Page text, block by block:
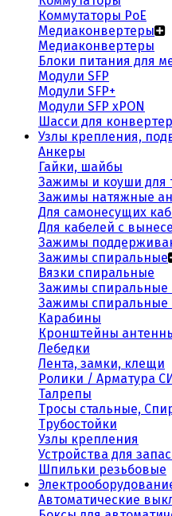
Коммутаторы PoE
Медиаконвертеры
Медиаконвертеры
Блоки питания для
Модули SFP
Модули SFP+
Модули SFP xPON
Шасси для
Узлы крепления,
Анкеры
Гайки, шайбы
Зажимы и коуши для
Зажимы натяжные
Для самонесущих
Для кабелей с
Зажимы
Зажимы спиральные
Вязки спиральные
Зажимы спиральные
Зажимы
Карабины
Кронштейны
Лебедки
Лента, замки, клещи
Ролики / Арматура
Талрепы
Тросы стальные,
Трубостойки
Узлы крепления
Устройства для
Шпильки резьбовые
Автоматические